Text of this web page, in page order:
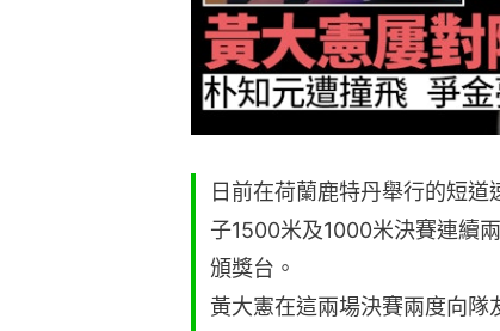
日前在荷蘭鹿特丹舉行的短
子1500米及1000米決賽連續
頒獎台。
黃大憲在這兩場決賽兩度向